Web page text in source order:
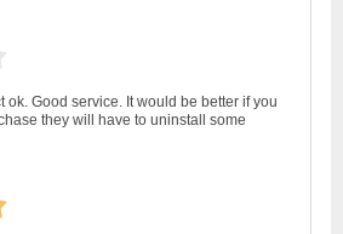
ok. Good service. It would be better if you
they will have to uninstall some